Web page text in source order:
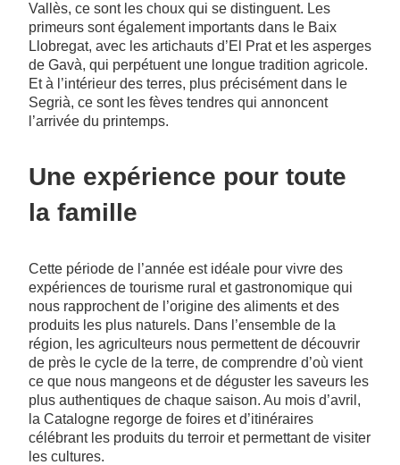
Vallès, ce sont les choux qui se distinguent. Les
primeurs sont également importants dans le Baix
Llobregat, avec les artichauts d’El Prat et les asperges
de Gavà, qui perpétuent une longue tradition agricole.
Et à l’intérieur des terres, plus précisément dans le
Segrià, ce sont les fèves tendres qui annoncent
l’arrivée du printemps.
Une expérience pour toute
la famille
Cette période de l’année est idéale pour vivre des
expériences de tourisme rural et gastronomique qui
nous rapprochent de l’origine des aliments et des
produits les plus naturels. Dans l’ensemble de la
région, les agriculteurs nous permettent de découvrir
de près le cycle de la terre, de comprendre d’où vient
ce que nous mangeons et de déguster les saveurs les
plus authentiques de chaque saison. Au mois d’avril,
la Catalogne regorge de foires et d’itinéraires
célébrant les produits du terroir et permettant de visiter
les cultures.